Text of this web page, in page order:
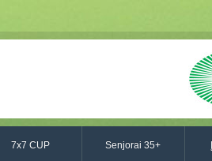
7x7 CUP Senjorai 35+